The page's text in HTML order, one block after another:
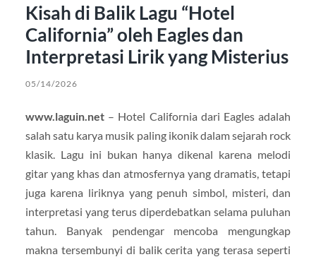
Kisah di Balik Lagu “Hotel
California” oleh Eagles dan
Interpretasi Lirik yang Misterius
05/14/2026
www.laguin.net– Hotel California dari Eaglesadalah
salah satu karya musik paling ikonik dalam sejarah rock
klasik. Lagu ini bukan hanya dikenal karena melodi
gitar yang khas dan atmosfernya yang dramatis, tetapi
juga karena liriknya yang penuh simbol, misteri, dan
interpretasi yang terus diperdebatkan selama puluhan
tahun. Banyak pendengar mencoba mengungkap
makna tersembunyi di balik cerita yang terasa seperti